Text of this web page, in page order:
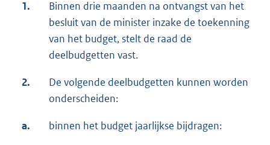
1.
Binnen drie maanden na ontvangst van het
besluit van de minister inzake de toekenning
van het budget, stelt de raad de
deelbudgetten vast.
2.
De volgende deelbudgetten kunnen worden
onderscheiden:
a. binnen het budget jaarlijkse bijdragen: